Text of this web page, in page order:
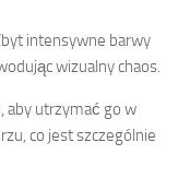
intensywne barwy
wizualny chaos.
aby utrzymać go w
co jest szczególnie